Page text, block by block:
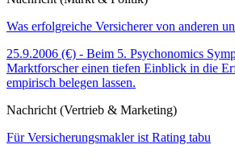
Was erfolgreiche Versicherer von anderen
25.9.2006 (€) - Beim 5. Psychonomics
Marktforscher einen tiefen Einblick in die
empirisch belegen lassen.
Nachricht (Vertrieb & Marketing)
Für Versicherungsmakler ist Rating tabu